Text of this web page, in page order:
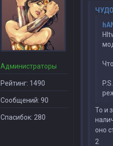
Администраторы
Рейтинг: 1490
Сообщений: 90
Спасибок: 280
То и
оно
2